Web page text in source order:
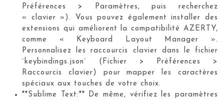
Préférences > Paramètres, puis recherchez
« clavier »). Vous pouvez également installer des
extensions qui améliorent la compatibilité AZERTY,
comme « Keyboard Layout Manager ».
Personnalisez les raccourcis clavier dans le fichier
`keybindings.json` (Fichier > Préférences >
Raccourcis clavier) pour mapper les caractères
spéciaux aux touches de votre choix.
**Sublime Text:** De même, vérifiez les paramètres